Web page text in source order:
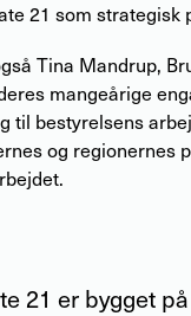
21 som strategisk
Tina Mandrup,
mangeårige
til bestyrelsens
og regionernes
21 er bygget